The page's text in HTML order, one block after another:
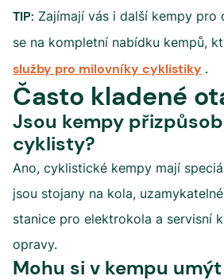
TIP: Zajímají vás i další kempy pro
se na kompletní nabídku kempů,
služby pro milovníky cyklistiky .
Často kladené
Jsou kempy
cyklisty?
Ano, cyklistické kempy mají
jsou stojany na kola,
stanice pro elektrokola a servisní
opravy.
Mohu si v kempu